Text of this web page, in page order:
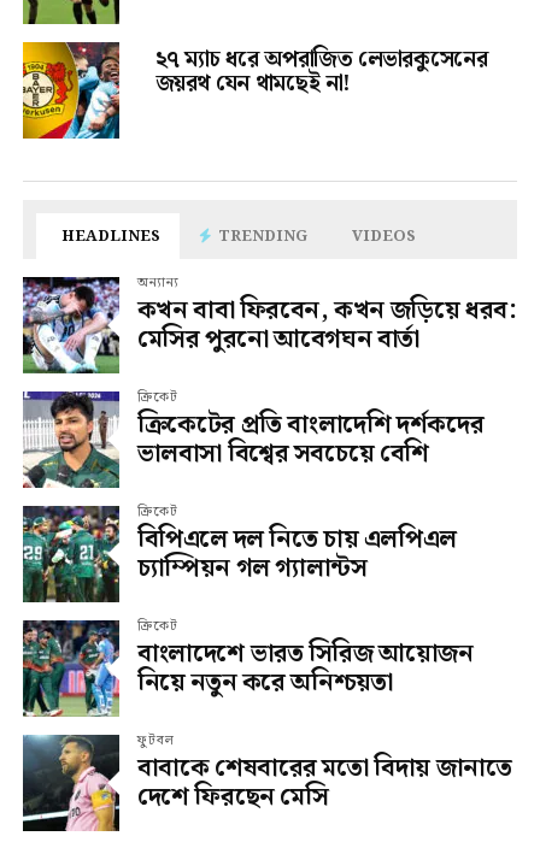
২৭ ম্যাচ ধরে অপরাজিত লেভারকুসেনের
জয়রথ যেন থামছেই না!
HEADLINES TRENDING VIDEOS
অন্যান্য
কখন বাবা ফিরবেন, কখন জড়িয়ে ধরব:
মেসির পুরনো আবেগঘন বার্তা
ক্রিকেট
ক্রিকেটের প্রতি বাংলাদেশি দর্শকদের
ভালবাসা বিশ্বের সবচেয়ে বেশি
ক্রিকেট
বিপিএলে দল নিতে চায় এলপিএল
চ্যাম্পিয়ন গল গ্যালান্টস
ক্রিকেট
বাংলাদেশে ভারত সিরিজ আয়োজন
নিয়ে নতুন করে অনিশ্চয়তা
ফুটবল
বাবাকে শেষবারের মতো বিদায় জানাতে
দেশে ফিরছেন মেসি